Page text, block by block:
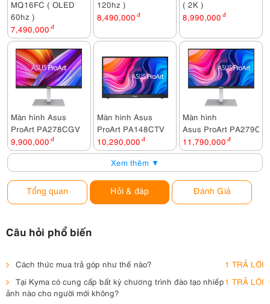
MQ16FC ( OLED
60hz )
7,490,000 đ
120hz )
8,490,000 đ
( 2K )
8,990,000 đ
Màn hình Asus
ProArt PA278CGV
9,900,000 đ
Màn hình Asus
ProArt PA148CTV
10,290,000 đ
Màn hình
Asus ProArt PA279CV
11,790,000 đ
Xem thêm ▼
Tổng quan Hỏi & đáp Đánh Giá
Câu hỏi phổ biến
Cách thức mua trả góp như thế nào?
1 TRẢ LỜI
Tại Kyma có cung cấp bất kỳ chương trình đào tạo nhiếp
ảnh nào cho người mới không?
1 TRẢ LỜI